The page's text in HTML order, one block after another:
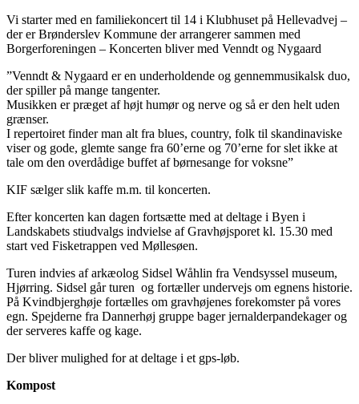
Vi starter med en familiekoncert til 14 i Klubhuset på Hellevadvej –
der er Brønderslev Kommune der arrangerer sammen med
Borgerforeningen – Koncerten bliver med Venndt og Nygaard
”Venndt & Nygaard er en underholdende og gennemmusikalsk duo,
der spiller på mange tangenter.
Musikken er præget af højt humør og nerve og så er den helt uden
grænser.
I repertoiret finder man alt fra blues, country, folk til skandinaviske
viser og gode, glemte sange fra 60’erne og 70’erne for slet ikke at
tale om den overdådige buffet af børnesange for voksne”
KIF sælger slik kaffe m.m. til koncerten.
Efter koncerten kan dagen fortsætte med at deltage i Byen i
Landskabets stiudvalgs indvielse af Gravhøjsporet kl. 15.30 med
start ved Fisketrappen ved Møllesøen.
Turen indvies af arkæolog Sidsel Wåhlin fra Vendsyssel museum,
Hjørring. Sidsel går turen og fortæller undervejs om egnens historie.
På Kvindbjerghøje fortælles om gravhøjenes forekomster på vores
egn. Spejderne fra Dannerhøj gruppe bager jernalderpandekager og
der serveres kaffe og kage.
Der bliver mulighed for at deltage i et gps-løb.
Kompost